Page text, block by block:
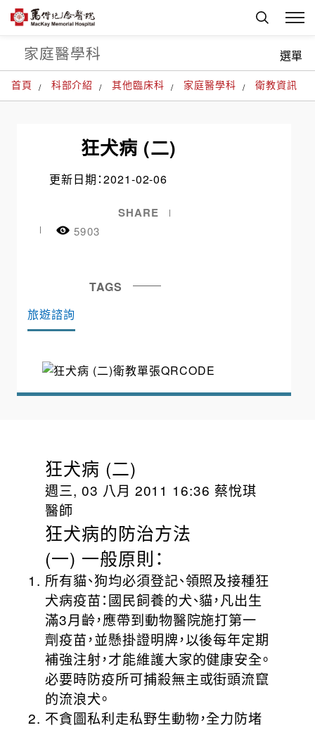
首頁 科部介紹 其他臨床科 家庭醫學科 衛教資訊
家庭醫學科 選單
狂犬病 (二)
更新日期：2021-02-06
5903
SHARE
TAGS
旅遊諮詢
狂犬病 (二)
週三, 03 八月 2011 16:36 蔡悅琪
醫師
狂犬病的防治方法
(一) 一般原則：
所有貓、狗均必須登記、領照及接種狂
犬病疫苗：國民飼養的犬、貓，凡出生
滿3月齡，應帶到動物醫院施打第一
劑疫苗，並懸掛證明牌，以後每年定期
補強注射，才能維護大家的健康安全。
必要時防疫所可捕殺無主或街頭流竄
的流浪犬。
不貪圖私利走私野生動物，全力防堵